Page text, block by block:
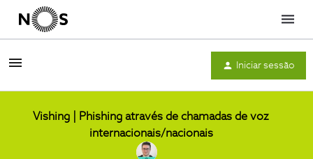
Menu
Iniciar sessão
Vishing | Phishing através de chamadas de voz
internacionais/nacionais